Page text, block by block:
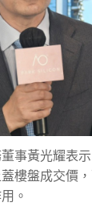
事黃光耀表
樓盤成交價
。